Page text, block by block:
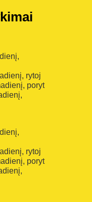
rytoj
poryt
rytoj
poryt